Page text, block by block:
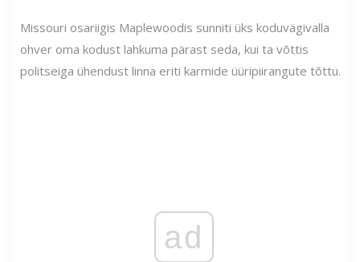
Missouri osariigis Maplewoodis sunniti üks koduvägivalla
ohver oma kodust lahkuma pärast seda, kui ta võttis
politseiga ühendust linna eriti karmide üüripiirangute tõttu.
ad